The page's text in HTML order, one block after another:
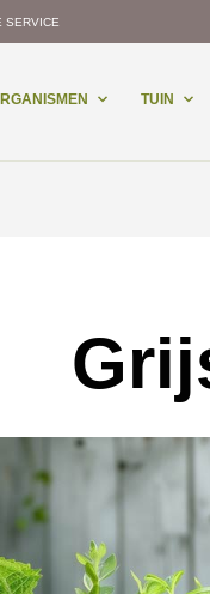
SERVICE
TUIN